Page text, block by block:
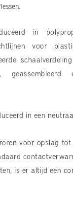
in
voor
in een
voor opslag
is er altijd een